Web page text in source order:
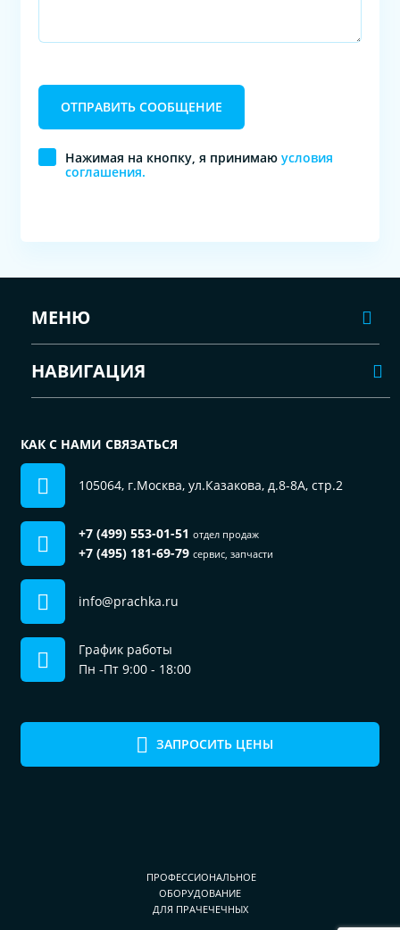
ОТПРАВИТЬ СООБЩЕНИЕ
Нажимая на кнопку, я принимаюусловия
соглашения.
ПРОФЕССИОНАЛЬНОЕ
ОБОРУДОВАНИЕ
ДЛЯ ПРАЧЕЧЕЧНЫХ
ЗАПРОСИТЬ ЦЕНЫ
МЕНЮ
НАВИГАЦИЯ
КАК С НАМИ СВЯЗАТЬСЯ
105064, г.Москва, ул.Казакова, д.8-8А, стр.2
+7 (499) 553-01-51 отдел продаж
+7 (495) 181-69-79 сервис, запчасти
info@prachka.ru
График работы
Пн -Пт 9:00 - 18:00